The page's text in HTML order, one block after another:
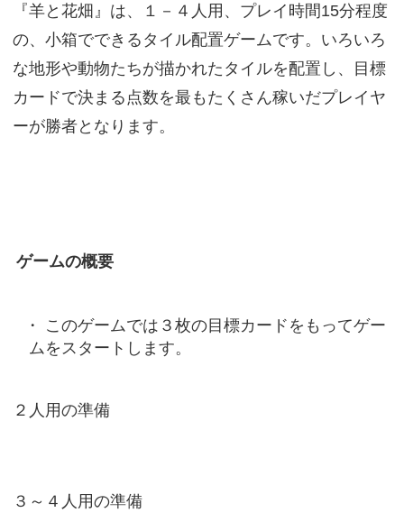
『羊と花畑』は、１－４人用、プレイ時間15分程度
の、小箱でできるタイル配置ゲームです。いろいろ
な地形や動物たちが描かれたタイルを配置し、目標
カードで決まる点数を最もたくさん稼いだプレイヤ
ーが勝者となります。
ゲームの概要
このゲームでは３枚の目標カードをもってゲー
ムをスタートします。
２人用の準備
３～４人用の準備